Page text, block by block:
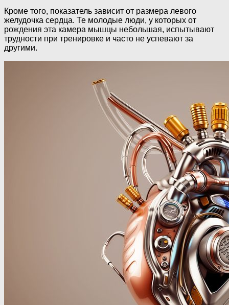
Кроме того, показатель зависит от размера левого
желудочка сердца. Те молодые люди, у которых от
рождения эта камера мышцы небольшая, испытывают
трудности при тренировке и часто не успевают за
другими.